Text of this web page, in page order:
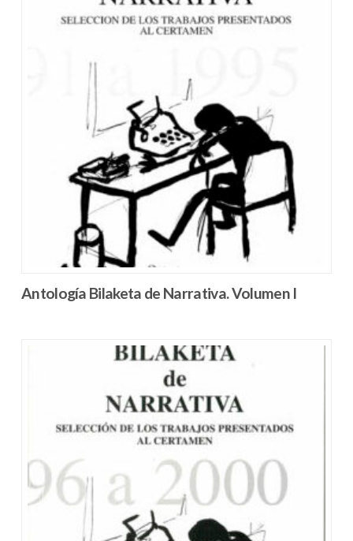
Antología Bilaketa de Narrativa. Volumen I